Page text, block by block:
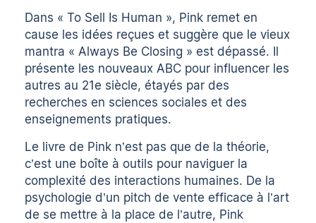
Dans « To Sell Is Human », Pink remet en
cause les idées reçues et suggère que le vieux
mantra « Always Be Closing » est dépassé. Il
présente les nouveaux ABC pour influencer les
autres au 21e siècle, étayés par des
recherches en sciences sociales et des
enseignements pratiques.
Le livre de Pink n’est pas que de la théorie,
c’est une boîte à outils pour naviguer la
complexité des interactions humaines. De la
psychologie d’un pitch de vente efficace à l’art
de se mettre à la place de l’autre, Pink